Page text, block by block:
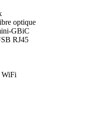
optique
GBiC
RJ45
WiFi